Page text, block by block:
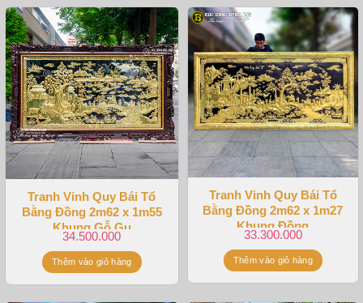
Tranh Vinh Quy Bái Tổ
Bằng Đồng 2m62 x 1m55
Khung Gỗ Gụ
34.500.000
Thêm vào giỏ hàng
Tranh Vinh Quy Bái Tổ
Bằng Đồng 2m62 x 1m27
Khung Đồng
33.300.000
Thêm vào giỏ hàng